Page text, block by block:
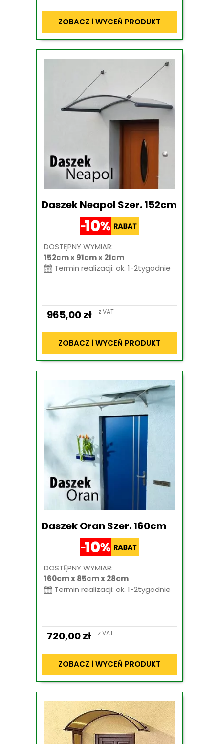
ZOBACZ i WYCEŃ PRODUKT
Daszek Neapol Szer. 152cm
DOSTĘPNY WYMIAR:
152cm x 91cm x 21cm
Termin realizacji: ok. 1-2tygodnie
965,00zł z VAT
ZOBACZ i WYCEŃ PRODUKT
Daszek Oran Szer. 160cm
DOSTĘPNY WYMIAR:
160cm x 85cm x 28cm
Termin realizacji: ok. 1-2tygodnie
720,00zł z VAT
ZOBACZ i WYCEŃ PRODUKT